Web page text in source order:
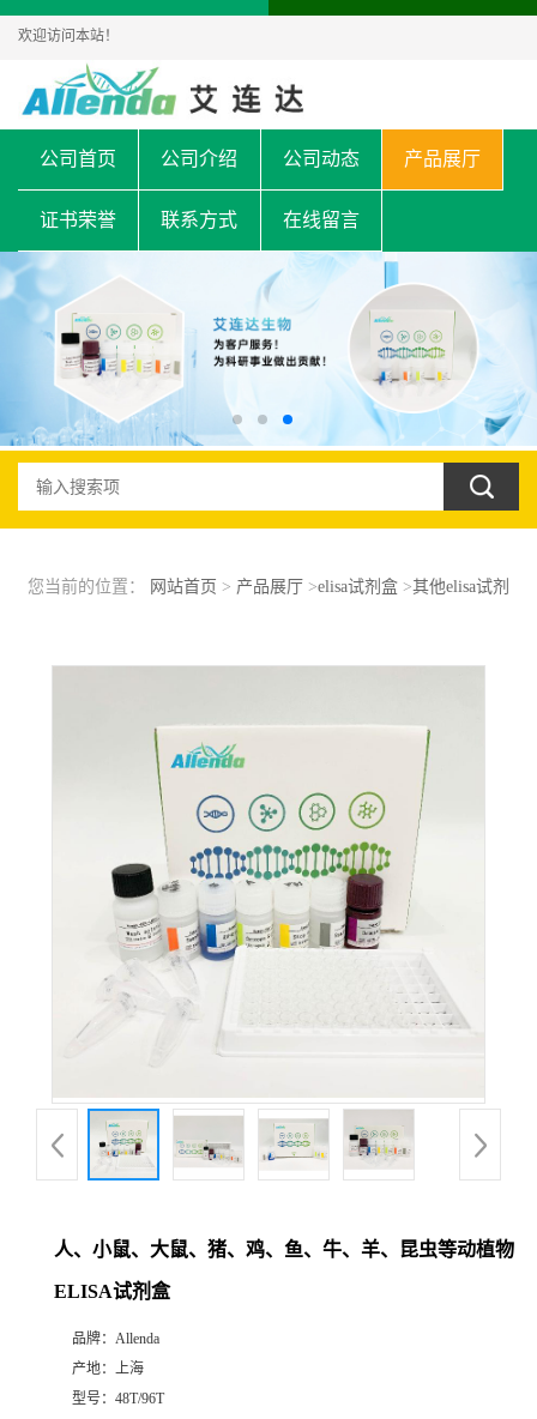
欢迎访问本站！
公司首页 公司介绍 公司动态 产品展厅
证书荣誉 联系方式 在线留言
您当前的位置： 网站首页 > 产品展厅 >elisa试剂盒>其他elisa试剂
人、小鼠、大鼠、猪、鸡、鱼、牛、羊、昆虫等动植物
ELISA试剂盒
品牌： Allenda
产地： 上海
型号： 48T/96T